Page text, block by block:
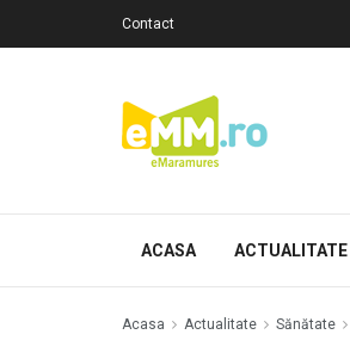
Contact
ACASA ACTUALITATE
Acasa Actualitate Sănătate